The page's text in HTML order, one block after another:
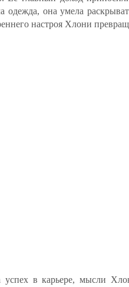
одежда, она умела
настроя Хлони
успех в карьере, мысли